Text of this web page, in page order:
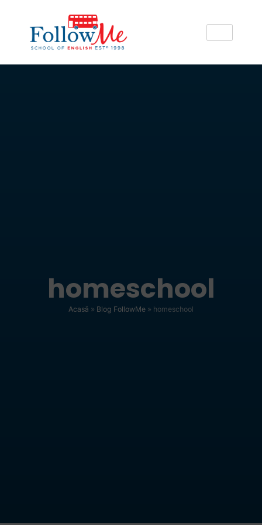
homeschool
Acasă » Blog FollowMe » homeschool